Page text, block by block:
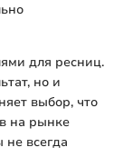
для ресниц.
но и
выбор, что
на рынке
всегда